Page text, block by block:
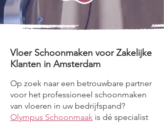
Vloer Schoonmaken voor Zakelijke
Klanten in Amsterdam
Op zoek naar een betrouwbare partner
voor het professioneel schoonmaken
van vloeren in uw bedrijfspand?
Olympus Schoonmaak is dé specialist